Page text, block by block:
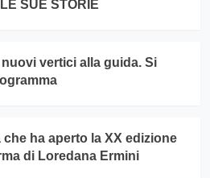
SUE STORIE
vertici alla guida. Si
che ha aperto la XX edizione
di Loredana Ermini